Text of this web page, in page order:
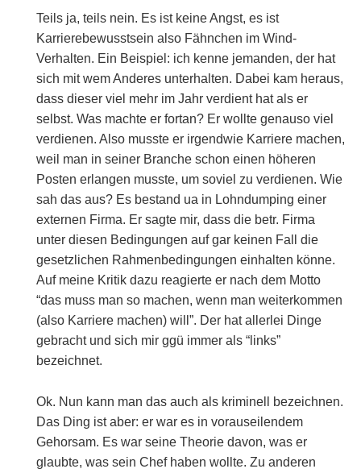
Teils ja, teils nein. Es ist keine Angst, es ist
Karrierebewusstsein also Fähnchen im Wind-
Verhalten. Ein Beispiel: ich kenne jemanden, der hat
sich mit wem Anderes unterhalten. Dabei kam heraus,
dass dieser viel mehr im Jahr verdient hat als er
selbst. Was machte er fortan? Er wollte genauso viel
verdienen. Also musste er irgendwie Karriere machen,
weil man in seiner Branche schon einen höheren
Posten erlangen musste, um soviel zu verdienen. Wie
sah das aus? Es bestand ua in Lohndumping einer
externen Firma. Er sagte mir, dass die betr. Firma
unter diesen Bedingungen auf gar keinen Fall die
gesetzlichen Rahmenbedingungen einhalten könne.
Auf meine Kritik dazu reagierte er nach dem Motto
“das muss man so machen, wenn man weiterkommen
(also Karriere machen) will”. Der hat allerlei Dinge
gebracht und sich mir ggü immer als “links”
bezeichnet.
Ok. Nun kann man das auch als kriminell bezeichnen.
Das Ding ist aber: er war es in vorauseilendem
Gehorsam. Es war seine Theorie davon, was er
glaubte, was sein Chef haben wollte. Zu anderen